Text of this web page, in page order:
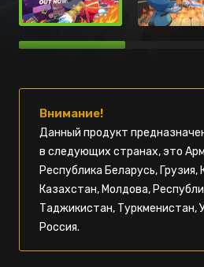
Внимание!
Данный продукт
в следующих странах, это
Республика Беларусь, Грузия,
Казахстан, Молдова,
Таджикистан, Туркменистан,
Россия.